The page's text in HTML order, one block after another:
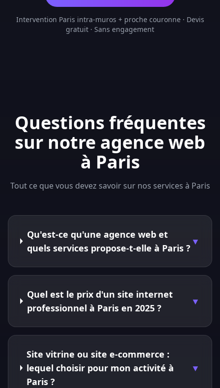
Intervention Paris intra-muros + proche couronne · Devis
gratuit · Sans engagement
Questions fréquentes
sur notre agence web
à Paris
Tout ce que vous devez savoir sur nos services à Paris
Qu'est-ce qu'une agence web et
quels services propose-t-elle à Paris ?
▼
Quel est le prix d'un site internet
professionnel à Paris en 2025 ?
▼
Site vitrine ou site e-commerce :
lequel choisir pour mon activité à
Paris ?
▼